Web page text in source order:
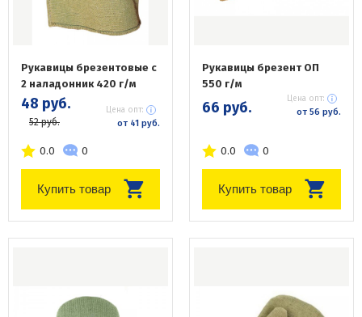
Рукавицы брезентовые с
2 наладонник 420 г/м
48 руб.
52 руб.
Цена опт:
от 41 руб.
0.0 0
Купить товар
Рукавицы брезент ОП
550 г/м
66 руб. Цена опт:
от 56 руб.
0.0 0
Купить товар